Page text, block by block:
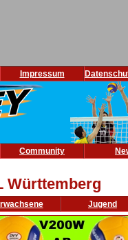
Impressum
Community
Württemberg
Jugend